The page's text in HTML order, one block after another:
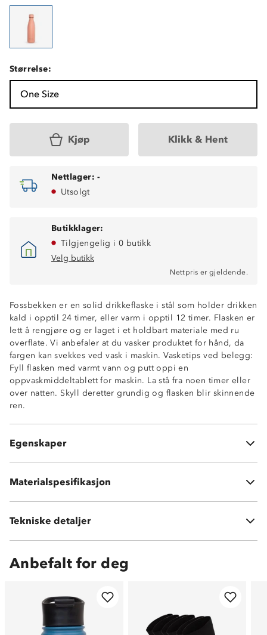
Størrelse:
One Size
Kjøp Klikk & Hent
Nettlager: -
Utsolgt
Butikklager:
Tilgjengelig i 0 butikk
Velg butikk
Nettpris er gjeldende.
Fossbekken er en solid drikkeflaske i stål som holder drikken
kald i opptil 24 timer, eller varm i opptil 12 timer. Flasken er
lett å rengjøre og er laget i et holdbart materiale med ru
overflate. Vi anbefaler at du vasker produktet for hånd, da
fargen kan svekkes ved vask i maskin. Vasketips ved belegg:
Fyll flasken med varmt vann og putt oppi en
oppvaskmiddeltablett for maskin. La stå fra noen timer eller
over natten. Skyll deretter grundig og flasken blir skinnende
ren.
Egenskaper
time): 77 varmegrader
Materialspesifikasjon
Rustfritt stål
Tekniske detaljer
Volum: 500 ml
Anbefalt for deg